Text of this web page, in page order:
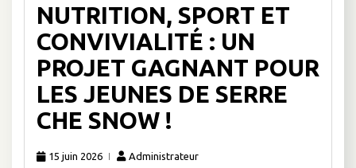
NUTRITION, SPORT ET
CONVIVIALITÉ : UN
PROJET GAGNANT POUR
LES JEUNES DE SERRE
CHE SNOW !
15 juin 2026
Administrateur